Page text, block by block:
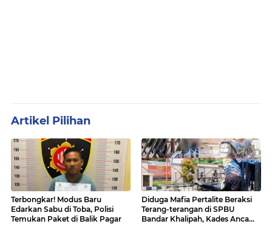
Artikel Pilihan
Terbongkar! Modus Baru
Edarkan Sabu di Toba, Polisi
Temukan Paket di Balik Pagar
Diduga Mafia Pertalite Beraksi
Terang-terangan di SPBU
Bandar Khalipah, Kades Ancam